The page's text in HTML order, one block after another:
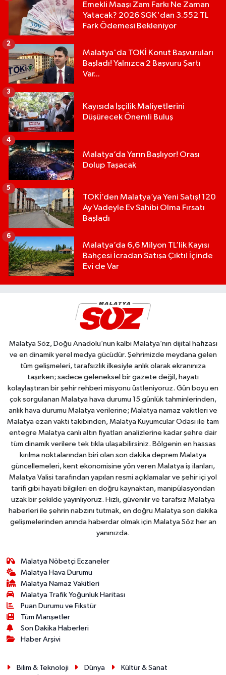
Emekli Maaşı Zam Farkı Ne Zaman
Yatacak? 2026 SGK'dan 3.552 TL
Fark Ödemesi Bekleniyor
Malatya'da TOKİ Konut Başvuruları
Başladı! Yalnızca 2 Başvuru Şartı
Var...
2
Kayısıda İşçilik Maliyetlerini
Düşürecek Önemli Buluş
3
Malatya’da Yarın Başlıyor! Orası
Dolup Taşacak
4
TOKİ’den Malatya’ya Yeni Satış! 120
Ay Vadeyle Ev Sahibi Olma Fırsatı
Başladı
5
Malatya’da 6,6 Milyon TL’lik Kayısı
Bahçesi İcradan Satışa Çıktı! İçinde
Evi de Var
6
Malatya Söz, Doğu Anadolu’nun kalbi Malatya’nın dijital hafızası
ve en dinamik yerel medya gücüdür. Şehrimizde meydana gelen
tüm gelişmeleri, tarafsızlık ilkesiyle anlık olarak ekranınıza
taşırken; sadece geleneksel bir gazete değil, hayatı
kolaylaştıran bir şehir rehberi misyonu üstleniyoruz. Gün boyu en
çok sorgulanan Malatya hava durumu 15 günlük tahminlerinden,
anlık hava durumu Malatya verilerine; Malatya namaz vakitleri ve
Malatya ezan vakti takibinden, Malatya Kuyumcular Odası ile tam
entegre Malatya canlı altın fiyatları analizlerine kadar şehre dair
tüm dinamik verilere tek tıkla ulaşabilirsiniz. Bölgenin en hassas
kırılma noktalarından biri olan son dakika deprem Malatya
güncellemeleri, kent ekonomisine yön veren Malatya iş ilanları,
Malatya Valisi tarafından yapılan resmi açıklamalar ve şehir içi yol
tarifi gibi hayati bilgileri en doğru kaynaktan, manipülasyondan
uzak bir şekilde yayınlıyoruz. Hızlı, güvenilir ve tarafsız Malatya
haberleri ile şehrin nabzını tutmak, en doğru Malatya son dakika
gelişmelerinden anında haberdar olmak için Malatya Söz her an
yanınızda.
Malatya Nöbetçi Eczaneler
Malatya Hava Durumu
Malatya Namaz Vakitleri
Malatya Trafik Yoğunluk Haritası
Puan Durumu ve Fikstür
Tüm Manşetler
Son Dakika Haberleri
Haber Arşivi
Bilim & Teknoloji Dünya Kültür & Sanat